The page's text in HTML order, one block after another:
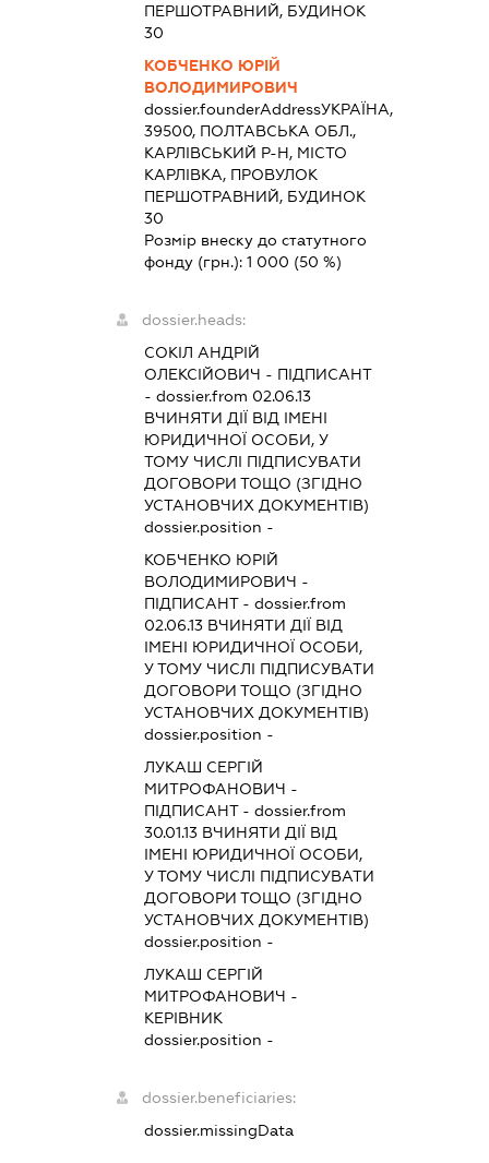
ПЕРШОТРАВНИЙ, БУДИНОК
30
КОБЧЕНКО ЮРІЙ
ВОЛОДИМИРОВИЧ
dossier.founderAddressУКРАЇНА,
39500, ПОЛТАВСЬКА ОБЛ.,
КАРЛІВСЬКИЙ Р-Н, МІСТО
КАРЛІВКА, ПРОВУЛОК
ПЕРШОТРАВНИЙ, БУДИНОК
30
Розмір внеску до статутного
фонду (грн.): 1 000 (50 %)
dossier.heads:
СОКІЛ АНДРІЙ
ОЛЕКСІЙОВИЧ - ПІДПИСАНТ
- dossier.from 02.06.13
ВЧИНЯТИ ДІЇ ВІД ІМЕНІ
ЮРИДИЧНОЇ ОСОБИ, У
ТОМУ ЧИСЛІ ПІДПИСУВАТИ
ДОГОВОРИ ТОЩО (ЗГІДНО
УСТАНОВЧИХ ДОКУМЕНТІВ)
dossier.position -
КОБЧЕНКО ЮРІЙ
ВОЛОДИМИРОВИЧ -
ПІДПИСАНТ- dossier.from
02.06.13ВЧИНЯТИ ДІЇ ВІД
ІМЕНІ ЮРИДИЧНОЇ ОСОБИ,
У ТОМУ ЧИСЛІ ПІДПИСУВАТИ
ДОГОВОРИ ТОЩО (ЗГІДНО
УСТАНОВЧИХ ДОКУМЕНТІВ)
dossier.position -
ЛУКАШ СЕРГІЙ
МИТРОФАНОВИЧ -
ПІДПИСАНТ- dossier.from
30.01.13ВЧИНЯТИ ДІЇ ВІД
ІМЕНІ ЮРИДИЧНОЇ ОСОБИ,
У ТОМУ ЧИСЛІ ПІДПИСУВАТИ
ДОГОВОРИ ТОЩО (ЗГІДНО
УСТАНОВЧИХ ДОКУМЕНТІВ)
dossier.position -
ЛУКАШ СЕРГІЙ
МИТРОФАНОВИЧ -
КЕРІВНИК
dossier.position -
dossier.beneficiaries:
dossier.missingData